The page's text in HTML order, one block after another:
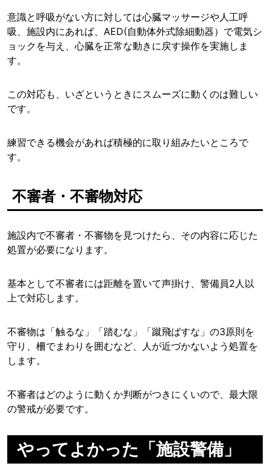
意識と呼吸がない方に対しては心臓マッサージや人工呼
吸、施設内にあれば、AED(自動体外式除細動器）で電気シ
ョックを与え、心臓を正常な動きに戻す操作を実施しま
す。
この対応も、いざというときにスムーズに動くのは難しい
です。
練習できる機会があれば積極的に取り組みたいところで
す。
不審者・不審物対応
施設内で不審者・不審物を見つけたら、その内容に応じた
処置が必要になります。
基本として不審者には距離を置いて声掛け、警備員2人以
上で対応します。
不審物は「触るな」「踏むな」「蹴飛ばすな」の3原則を
守り、柵でまわりを囲むなど、人が近づかないよう処置を
します。
不審者はどのように動くか判断がつきにくいので、最大限
の警戒が必要です。
やってよかった「施設警備」